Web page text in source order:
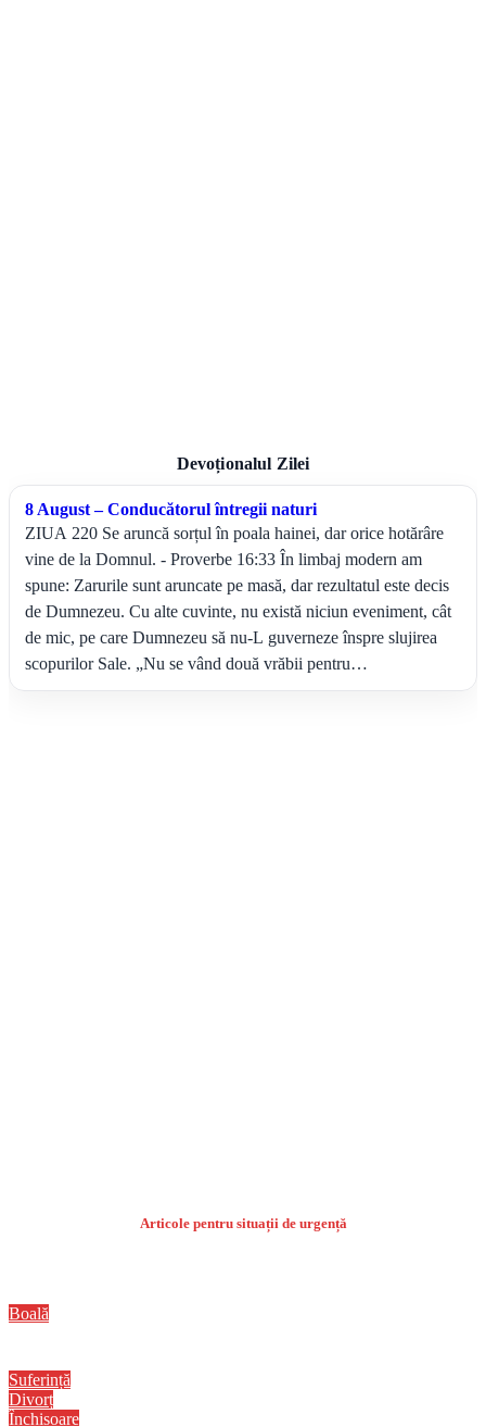
Devoționalul Zilei
8 August – Conducătorul întregii naturi
ZIUA 220 Se aruncă sorțul în poala hainei, dar orice hotărâre
vine de la Domnul. - Proverbe 16:33 În limbaj modern am
spune: Zarurile sunt aruncate pe masă, dar rezultatul este decis
de Dumnezeu. Cu alte cuvinte, nu există niciun eveniment, cât
de mic, pe care Dumnezeu să nu-L guverneze înspre slujirea
scopurilor Sale. „Nu se vând două vrăbii pentru…
Articole pentru situații de urgență
Boală
Suferință
Divorț
Închisoare